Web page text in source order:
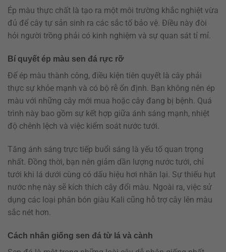
Ép màu thực chất là tạo ra một môi trường khắc nghiệt vừa
đủ để cây tự sản sinh ra các sắc tố bảo vệ. Điều này đòi
hỏi người trồng phải có kinh nghiệm và sự quan sát tỉ mỉ.
Bí quyết ép màu sen đá rực rỡ
Để ép màu thành công, điều kiện tiên quyết là cây phải
thực sự khỏe mạnh và có bộ rễ ổn định. Bạn không nên ép
màu với những cây mới mua hoặc cây đang bị bệnh. Quá
trình này bao gồm sự kết hợp giữa ánh sáng mạnh, nhiệt
độ chênh lệch và việc kiểm soát nước tưới.
Tăng ánh sáng trực tiếp buổi sáng là yếu tố quan trọng
nhất. Đồng thời, bạn nên giảm dần lượng nước tưới, chỉ
tưới khi lá dưới cùng có dấu hiệu hơi nhăn lại. Sự thiếu hụt
nước nhẹ này sẽ kích thích cây đổi màu. Ngoài ra, việc sử
dụng các loại phân bón giàu Kali cũng hỗ trợ cây lên màu
sắc nét hơn.
Cách nhân giống sen đá từ lá và cành